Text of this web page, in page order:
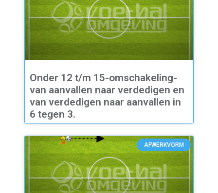
Onder 12 t/m 15-omschakeling-
van aanvallen naar verdedigen en
van verdedigen naar aanvallen in
6 tegen 3.
AFWERKVORM